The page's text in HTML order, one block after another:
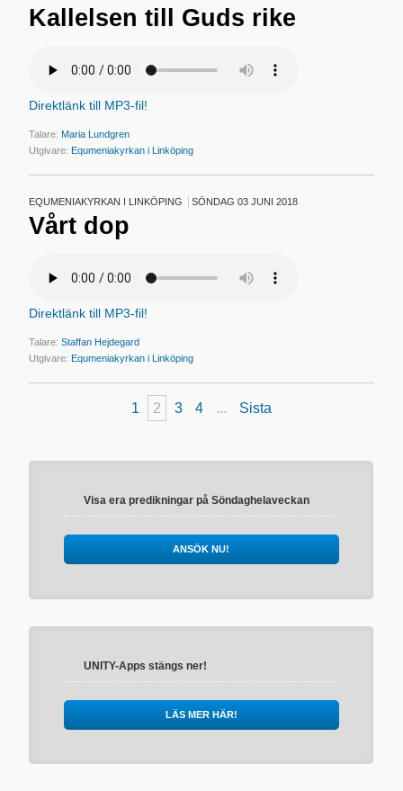
Kallelsen till Guds rike
Direktlänk till MP3-fil!
Talare:Maria Lundgren
Utgivare:Equmeniakyrkan i Linköping
EQUMENIAKYRKAN I LINKÖPING SÖNDAG 03 JUNI 2018
Vårt dop
Direktlänk till MP3-fil!
Talare:Staffan Hejdegard
Utgivare:Equmeniakyrkan i Linköping
1 2 3 4 ... Sista
Visa era predikningar på Söndaghelaveckan
ANSÖK NU!
UNITY-Apps stängs ner!
LÄS MER HÄR!